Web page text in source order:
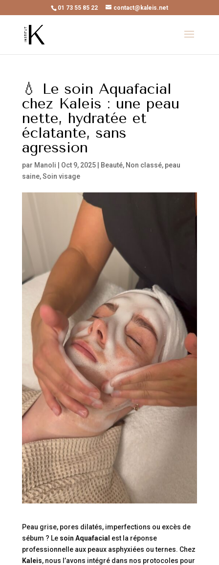
01 73 55 85 22 contact@kaleis.net
💧 Le soin Aquafacial
chez Kaleis : une peau
nette, hydratée et
éclatante, sans
agression
par Manoli Oct 9, 2025| Beauté, Non classé, peau
saine,Soin visage
Peau grise, pores dilatés, imperfections ou excès de
sébum ? Le soin Aquafacial est la réponse
professionnelle aux peaux asphyxiées ou ternes. Chez
Kaleis, nous l’avons intégré dans nos protocoles pour